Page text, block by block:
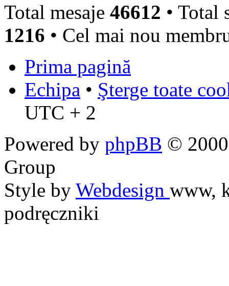
Total mesaje 46612 • Total
1216 • Cel mai nou
Prima pagină
Echipa • Şterge toate
UTC + 2
Powered by phpBB ©
Group
Style by Webdesign www,
podręczniki